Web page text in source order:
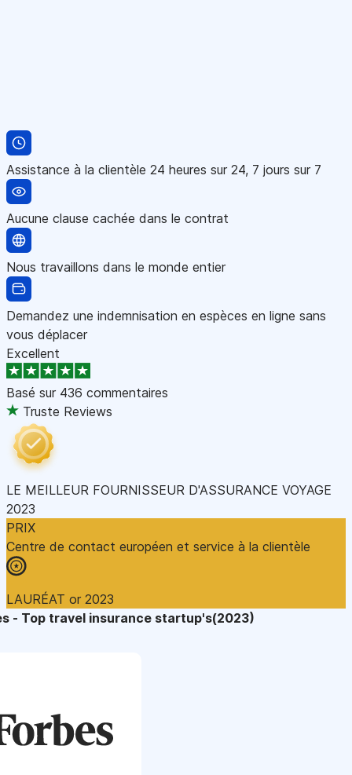
Assistance à la clientèle 24 heures sur 24, 7 jours sur 7
Aucune clause cachée dans le contrat
Nous travaillons dans le monde entier
Demandez une indemnisation en espèces en ligne sans
vous déplacer
Excellent
Basé sur 436 commentaires
Truste Reviews
LE MEILLEUR FOURNISSEUR D'ASSURANCE VOYAGE
2023
PRIX
Centre de contact européen et service à la clientèle
LAURÉAT or 2023
- Top travel insurance startup's(2023)